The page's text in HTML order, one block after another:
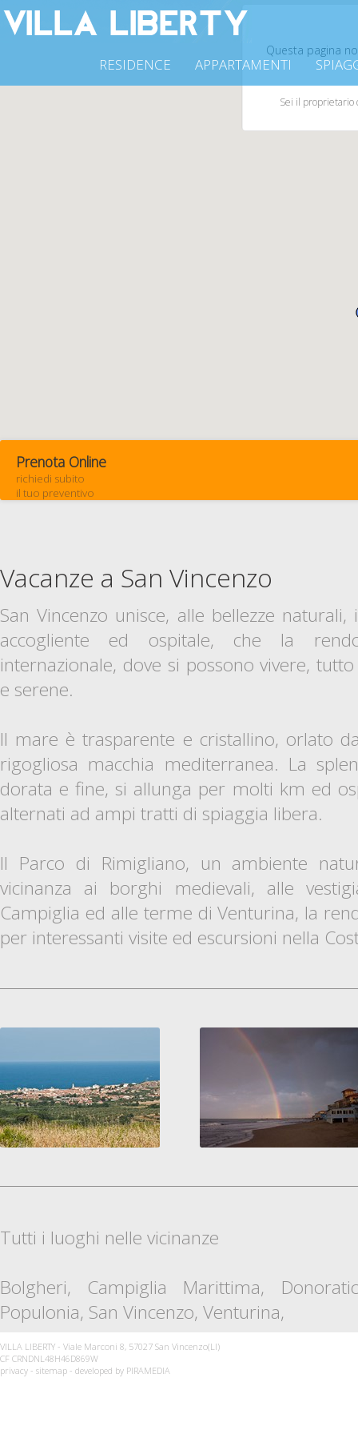
APPARTAMENTI
RESIDENCE
Questa pagina
Sei il proprietario
Prenota Online
richiedi subito
il tuo preventivo
Vacanze a San Vincenzo
San Vincenzo unisce, alle bellezze
accogliente ed ospitale, che la
internazionale, dove si possono vivere,
e serene.
Il mare è trasparente e cristallino, orlato
rigogliosa macchia mediterranea. La
dorata e fine, si allunga per molti km ed
alternati ad ampi tratti di spiaggia libera.
Il Parco di Rimigliano, un ambiente
vicinanza ai borghi medievali, alle
Campiglia ed alle terme di Venturina, la
per interessanti visite ed escursioni nella
Tutti i luoghi nelle vicinanze
Bolgheri, Campiglia Marittima,
Populonia, San Vincenzo, Venturina,
VILLA LIBERTY - Viale Marconi 8, 57027 San Vincenzo(LI)
CF CRNDNL48H46D869W
privacy - sitemap - developed by PIRAMEDIA